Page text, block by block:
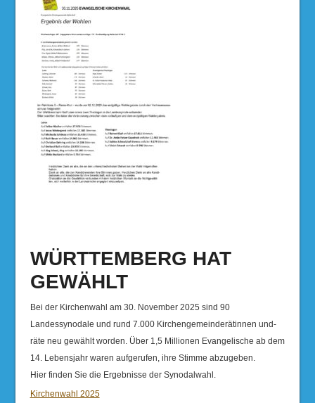
WÜRTTEMBERG HAT
GEWÄHLT
Bei der Kirchenwahl am 30. November 2025 sind 90
Landessynodale und rund 7.000 Kirchengemeinderätinnen und-
räte neu gewählt worden. Über 1,5 Millionen Evangelische ab dem
14. Lebensjahr waren aufgerufen, ihre Stimme abzugeben.
Hier finden Sie die Ergebnisse der Synodalwahl.
Kirchenwahl 2025